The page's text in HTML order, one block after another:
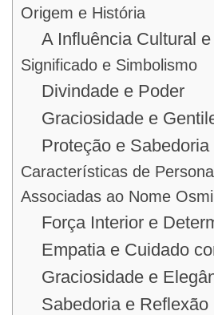
Origem e História
A Influência Cultural
Significado e Simbolismo
Divindade e Poder
Graciosidade e
Proteção e Sabedoria
Características de
Associadas ao Nome
Força Interior e
Empatia e Cuidado
Graciosidade e
Sabedoria e Reflexão